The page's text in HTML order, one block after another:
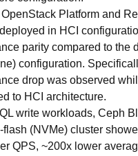
Platform and
in HCI
parity compared to the
configuration.
drop was observed
to HCI architecture.
write workloads, Ceph
flash (NVMe) cluster
QPS, ~200x lower